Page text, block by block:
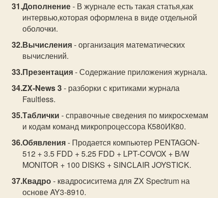
Дополнение- В журнале есть такая статья,как
интервью,которая оформлена в виде отдельной
оболочки.
Вычисления- организация математических
вычислений.
Презентация- Содержание приложения журнала.
ZX-News 3- разборки с критиками журнала
Faultless.
Таблички - справочные сведения по микросхемам
и кодам команд микропроцессора К580ИК80.
Обявления- Продается компьютер PENTAGON-
512 + 3.5 FDD + 5.25 FDD + LPT-COVOX + B/W
MONITOR + 100 DISKS + SINCLAIR JOYSTICK.
Квадро- квадросиситема для ZX Spectrum на
основе AY3-8910.